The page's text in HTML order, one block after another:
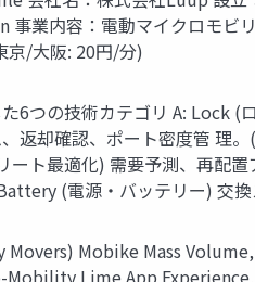
業内容：電動マイクロモビ
京/大阪: 20円/分)
6つの技術カテゴリ A: Lock (
却確認、ポート密度管 理
ト最適化) 需要予測、再配
(電源・バッテリー) 交換
Movers) Mobike Mass
Lime App Experience,